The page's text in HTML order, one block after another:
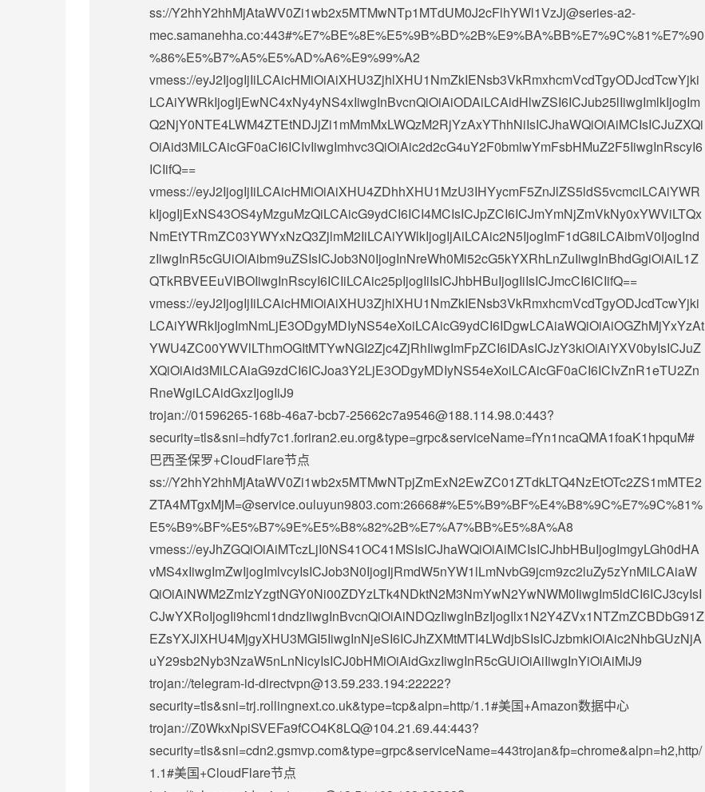
ss://Y2hhY2hhMjAtaWV0Zi1wb2x5MTMwNTp1MTdUM0J2cFlhYWl1VzJj@series-a2-
mec.samanehha.co:443#%E7%BE%8E%E5%9B%BD%2B%E9%BA%BB%E7%9C%81%E7%90
%86%E5%B7%A5%E5%AD%A6%E9%99%A2
vmess://eyJ2IjogIjIiLCAicHMiOiAiXHU3ZjhlXHU1NmZkIENsb3VkRmxhcmVcdTgyODJcdTcwYjki
LCAiYWRkIjogIjEwNC4xNy4yNS4xIiwgInBvcnQiOiAiODAiLCAidHlwZSI6ICJub25lIiwgImlkIjogIm
Q2NjY0NTE4LWM4ZTEtNDJjZi1mMmMxLWQzM2RjYzAxYThhNiIsICJhaWQiOiAiMCIsICJuZXQi
OiAid3MiLCAicGF0aCI6ICIvIiwgImhvc3QiOiAic2d2cG4uY2F0bmlwYmFsbHMuZ2F5IiwgInRscyI6
ICIifQ==
vmess://eyJ2IjogIjIiLCAicHMiOiAiXHU4ZDhhXHU1MzU3IHYycmF5ZnJlZS5ldS5vcmciLCAiYWR
kIjogIjExNS43OS4yMzguMzQiLCAicG9ydCI6ICI4MCIsICJpZCI6ICJmYmNjZmVkNy0xYWViLTQx
NmEtYTRmZC03YWYxNzQ3ZjlmM2IiLCAiYWlkIjogIjAiLCAic2N5IjogImF1dG8iLCAibmV0IjogInd
zIiwgInR5cGUiOiAibm9uZSIsICJob3N0IjogInNreWh0Mi52cG5kYXRhLnZuIiwgInBhdGgiOiAiL1Z
QTkRBVEEuVlBOIiwgInRscyI6ICIiLCAic25pIjogIiIsICJhbHBuIjogIiIsICJmcCI6ICIifQ==
vmess://eyJ2IjogIjIiLCAicHMiOiAiXHU3ZjhlXHU1NmZkIENsb3VkRmxhcmVcdTgyODJcdTcwYjki
LCAiYWRkIjogImNmLjE3ODgyMDIyNS54eXoiLCAicG9ydCI6IDgwLCAiaWQiOiAiOGZhMjYxYzAt
YWU4ZC00YWVlLThmOGItMTYwNGI2Zjc4ZjRhIiwgImFpZCI6IDAsICJzY3kiOiAiYXV0byIsICJuZ
XQiOiAid3MiLCAiaG9zdCI6ICJoa3Y2LjE3ODgyMDIyNS54eXoiLCAicGF0aCI6ICIvZnR1eTU2Zn
RneWgiLCAidGxzIjogIiJ9
trojan://01596265-168b-46a7-bcb7-25662c7a9546@188.114.98.0:443?
security=tls&sni=hdfy7c1.foriran2.eu.org&type=grpc&serviceName=fYn1ncaQMA1foaK1hpquM#
巴西圣保罗+CloudFlare节点
ss://Y2hhY2hhMjAtaWV0Zi1wb2x5MTMwNTpjZmExN2EwZC01ZTdkLTQ4NzEtOTc2ZS1mMTE2
ZTA4MTgxMjM=@service.ouluyun9803.com:26668#%E5%B9%BF%E4%B8%9C%E7%9C%81%
E5%B9%BF%E5%B7%9E%E5%B8%82%2B%E7%A7%BB%E5%8A%A8
vmess://eyJhZGQiOiAiMTczLjI0NS41OC41MSIsICJhaWQiOiAiMCIsICJhbHBuIjogImgyLGh0dHA
vMS4xIiwgImZwIjogImlvcyIsICJob3N0IjogIjRmdW5nYW1lLmNvbG9jcm9zc2luZy5zYnMiLCAiaW
QiOiAiNWM2ZmIzYzgtNGY0Ni00ZDYzLTk4NDktN2M3NmYwN2YwNWM0IiwgIm5ldCI6ICJ3cyIsI
CJwYXRoIjogIi9hcml1dndzIiwgInBvcnQiOiAiNDQzIiwgInBzIjogIlx1N2Y4ZVx1NTZmZCBDbG91Z
EZsYXJlXHU4MjgyXHU3MGI5IiwgInNjeSI6ICJhZXMtMTI4LWdjbSIsICJzbmkiOiAic2NhbGUzNjA
uY29sb2Nyb3NzaW5nLnNicyIsICJ0bHMiOiAidGxzIiwgInR5cGUiOiAiIiwgInYiOiAiMiJ9
trojan://telegram-id-directvpn@13.59.233.194:22222?
security=tls&sni=trj.rollingnext.co.uk&type=tcp&alpn=http/1.1#美国+Amazon数据中心
trojan://Z0WkxNpiSVEFa9fCO4K8LQ@104.21.69.44:443?
security=tls&sni=cdn2.gsmvp.com&type=grpc&serviceName=443trojan&fp=chrome&alpn=h2,http/
1.1#美国+CloudFlare节点